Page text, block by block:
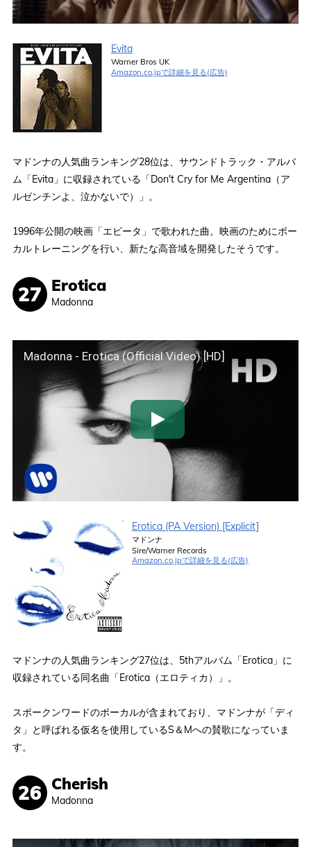
Evita
Warner Bros UK
Amazon.co.jpで詳細を見る(広告)
マドンナの人気曲ランキング28位は、サウンドトラック・アルバ
ム「Evita」に収録されている「Don't Cry for Me Argentina（ア
ルゼンチンよ、泣かないで）」。
1996年公開の映画「エビータ」で歌われた曲。映画のためにボー
カルトレーニングを行い、新たな高音域を開発したそうです。
Erotica
Madonna
Madonna - Erotica (Official Video) [HD]
Erotica (PA Version) [Explicit]
マドンナ
Sire/Warner Records
Amazon.co.jpで詳細を見る(広告)
マドンナの人気曲ランキング27位は、5thアルバム「Erotica」に
収録されている同名曲「Erotica（エロティカ）」。
スポークンワードのボーカルが含まれており、マドンナが「ディ
タ」と呼ばれる仮名を使用しているS＆Mへの賛歌になっていま
す。
Cherish
Madonna